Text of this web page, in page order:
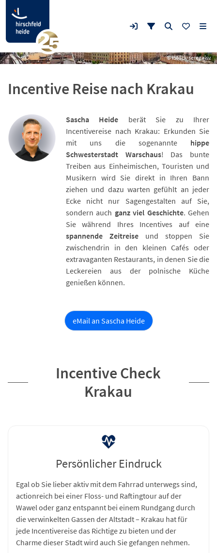
© iStock-seregalsv
Incentive Reise nach Krakau
Sascha Heide berät Sie zu Ihrer
Incentivereise nach Krakau: Erkunden Sie
mit uns die sogenannte hippe
Schwesterstadt Warschaus! Das bunte
Treiben aus Einheimischen, Touristen und
Musikern wird Sie direkt in Ihren Bann
ziehen und dazu warten gefühlt an jeder
Ecke nicht nur Sagengestalten auf Sie,
sondern auch ganz viel Geschichte. Gehen
Sie während Ihres Incentives auf eine
spannende Zeitreise und stoppen Sie
zwischendrin in den kleinen Cafés oder
extravaganten Restaurants, in denen Sie die
Leckereien aus der polnische Küche
genießen können.
eMail an Sascha Heide
Incentive Check
Krakau
Persönlicher Eindruck
Egal ob Sie lieber aktiv mit dem Fahrrad unterwegs sind,
actionreich bei einer Floss- und Raftingtour auf der
Wawel oder ganz entspannt bei einem Rundgang durch
die verwinkelten Gassen der Altstadt – Krakau hat für
jede Incentivereise das Richtige zu bieten und der
Charme dieser Stadt wird auch Sie gefangen nehmen.